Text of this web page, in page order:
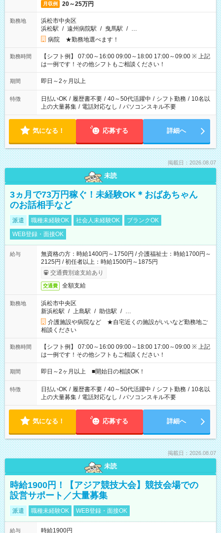
月収例 20～25万円
勤務地
浜松市中央区
浜松駅 / 遠州病院駅 / 曳馬駅 / …
病院 ★勤務地選べます！
勤務時間
【シフト例】 07:00～16:00 09:00～18:00 17:00～09:00 ※ 上記
は一例です！その他シフトもご相談ください！
期間 即日～2ヶ月以上
特徴 日払いOK / 履歴書不要 / 40～50代活躍中 / シフト勤務 / 10名以
上の大量募集 / 電話対応なし / パソコンスキル不要
気になる！ 応募する 詳細へ
掲載日：2026.08.07
未読
3ヵ月で73万円稼ぐ！未経験OK＊おばあちゃん
のお話相手など
派遣 職種未経験OK 社会人未経験OK
ブランクOK
WEB登録・面接OK
給与
無資格の方：時給1400円～1750円 / 介護福祉士：時給1700円～
2125円 / 初任者以上：時給1500円～1875円
交通費別途支給あり
交通費 全額支給
勤務地
浜松市中央区
新浜松駅 / 上島駅 / 助信駅 / …
介護施設や病院など ★自宅近くの施設がいいなど勤務地ご
相談ください
勤務時間
【シフト例】 07:00～16:00 09:00～18:00 17:00～09:00 ※ 上記
は一例です！その他シフトもご相談ください！
期間 即日～2ヶ月以上 ■開始日の相談OK！
特徴 日払いOK / 履歴書不要 / 40～50代活躍中 / シフト勤務 / 10名以
上の大量募集 / 電話対応なし / パソコンスキル不要
気になる！ 応募する 詳細へ
掲載日：2026.08.07
未読
時給1900円！【アジア競技大会】競技会場での
設営サポート／大量募集
派遣 職種未経験OK WEB登録・面接OK
給与
時給1900円